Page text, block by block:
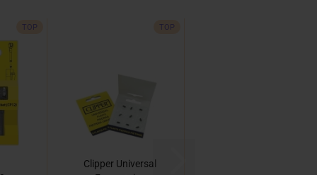
TOP TOP
Clipper Universal